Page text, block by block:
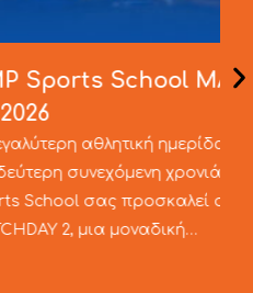
MATCHDAY
ημερίδα επιστρέφει
χρονιά! Το CMP
στο